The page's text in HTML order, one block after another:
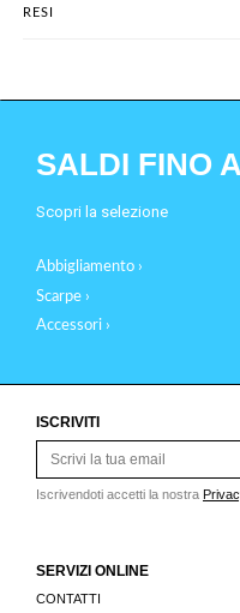
RESI
SALDI FINO
Scopri la selezione
Abbigliamento ›
Scarpe ›
Accessori ›
ISCRIVITI
Iscrivendoti accetti la nostra
SERVIZI ONLINE
CONTATTI